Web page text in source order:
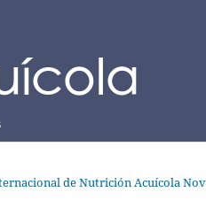
de Nutrición Acuícola